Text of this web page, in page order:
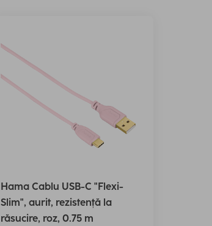
Hama Cablu USB-C "Flexi-
Slim", aurit, rezistență la
răsucire, roz, 0.75 m